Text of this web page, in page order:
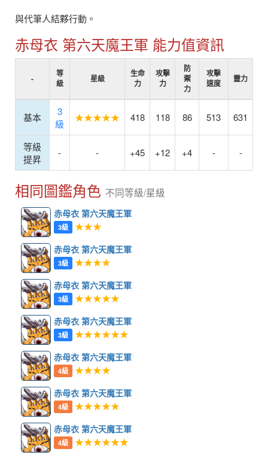
與代筆人結夥行動。
赤母衣 第六天魔王軍 能力值資訊
-
等
級
星級
生命
力
攻擊
力
防
禦
力
攻擊
速度
靈力
基本
3
級
★★★★★ 418 118 86 513 631
等級
提昇
- - +45 +12 +4 - -
相同圖鑑角色 不同等級/星級
赤母衣 第六天魔王軍
3級 ★★★
赤母衣 第六天魔王軍
3級 ★★★★
赤母衣 第六天魔王軍
3級 ★★★★★
赤母衣 第六天魔王軍
3級 ★★★★★★
赤母衣 第六天魔王軍
4級 ★★★★
赤母衣 第六天魔王軍
4級 ★★★★★
赤母衣 第六天魔王軍
4級 ★★★★★★